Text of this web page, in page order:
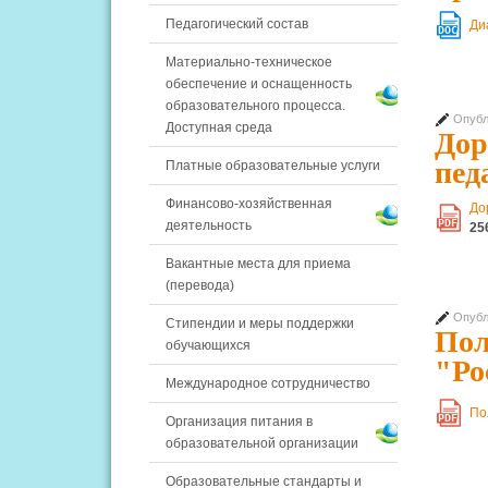
DOC
PDF
PDF
Педагогический состав
Материально-техническое
обеспечение и оснащенность
образовательного процесса.
Доступная среда
Платные образовательные услуги
Финансово-хозяйственная
деятельность
Вакантные места для приема
(перевода)
Стипендии и меры поддержки
обучающихся
Международное сотрудничество
Организация питания в
образовательной организации
Образовательные стандарты и